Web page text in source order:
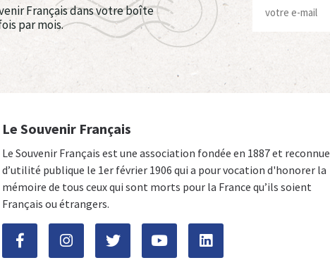
Français dans votre boîte
par mois.
Le Souvenir Français
Le Souvenir Français est une association fondée en 1887 et reconnue
d’utilité publique le 1er février 1906 qui a pour vocation d'honorer la
mémoire de tous ceux qui sont morts pour la France qu’ils soient
Français ou étrangers.